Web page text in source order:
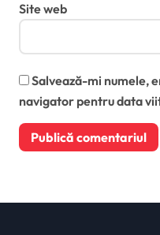
Site web
Salvează-mi numele,
navigator pentru data